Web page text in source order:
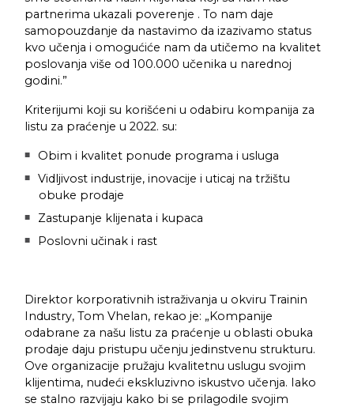
partnerima ukazali poverenje . To nam daje
samopouzdanje da nastavimo da izazivamo status
kvo učenja i omogućiće nam da utičemo na kvalitet
poslovanja više od 100.000 učenika u narednoj
godini.”
Kriterijumi koji su korišćeni u odabiru kompanija za
listu za praćenje u 2022. su:
Obim i kvalitet ponude programa i usluga
Vidljivost industrije, inovacije i uticaj na tržištu
obuke prodaje
Zastupanje klijenata i kupaca
Poslovni učinak i rast
Direktor korporativnih istraživanja u okviru Trainin
Industry, Tom Vhelan, rekao je: „Kompanije
odabrane za našu listu za praćenje u oblasti obuka
prodaje daju pristupu učenju jedinstvenu strukturu.
Ove organizacije pružaju kvalitetnu uslugu svojim
klijentima, nudeći ekskluzivno iskustvo učenja. Iako
se stalno razvijaju kako bi se prilagodile svojim